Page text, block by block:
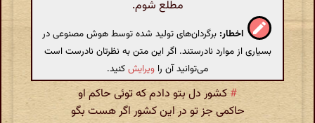
مطلع شوم.
اخطار: برگردان‌های تولید شده توسط هوش مصنوعی در
بسیاری از موارد نادرستند. اگر این متن به نظرتان نادرست است
می‌توانید آن را ویرایشکنید.
#کشور دل بتو دادم که توئی حاکم او
حاکمی جز تو در این کشور اگر هست بگو